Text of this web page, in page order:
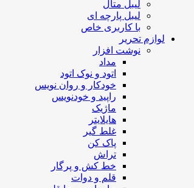
لیبل متال
لیبل پارچه ای
با کاربری خاص
لوازم تحریر
نوشت افزار
مداد
اتود و نوک اتود
خودکار و روان نویس
راپید و خودنویس
ماژیک
هایلایتر
غلط گیر
پاک کن
تراش
خط کش و پرگار
قلم و دوات